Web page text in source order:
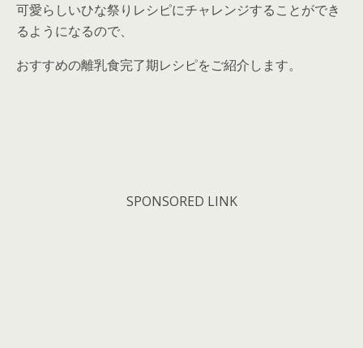
可愛らしいひな祭りレシピにチャレンジすることができ
るようになるので、
おすすめの離乳食完了期レシピをご紹介します。
SPONSORED LINK